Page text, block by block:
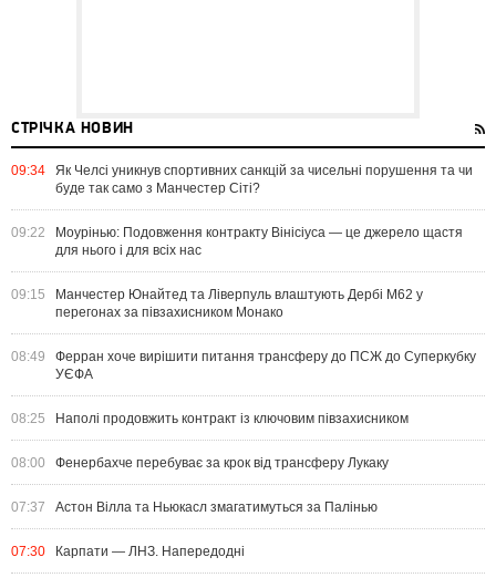
СТРІЧКА НОВИН
09:34
Як Челсі уникнув спортивних санкцій за чисельні порушення та чи
буде так само з Манчестер Сіті?
09:22
Моурінью: Подовження контракту Вінісіуса — це джерело щастя
для нього і для всіх нас
09:15
Манчестер Юнайтед та Ліверпуль влаштують Дербі M62 у
перегонах за півзахисником Монако
08:49
Ферран хоче вирішити питання трансферу до ПСЖ до Суперкубку
УЄФА
08:25 Наполі продовжить контракт із ключовим півзахисником
08:00 Фенербахче перебуває за крок від трансферу Лукаку
07:37 Астон Вілла та Ньюкасл змагатимуться за Палінью
07:30 Карпати — ЛНЗ. Напередодні